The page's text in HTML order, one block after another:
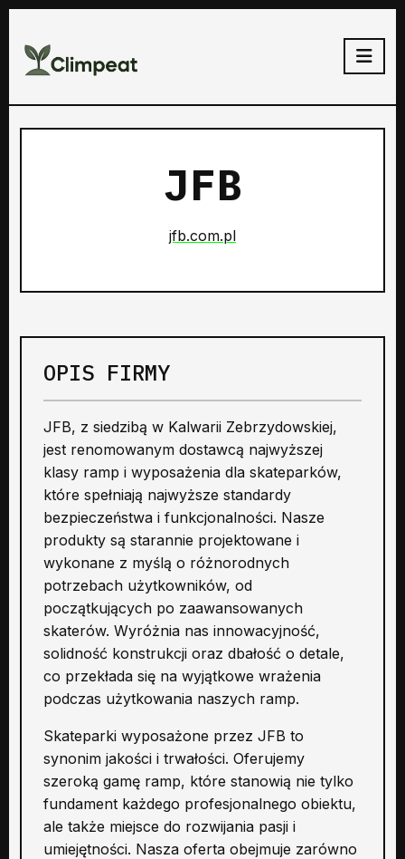
JFB
jfb.com.pl
OPIS FIRMY
JFB, z siedzibą w Kalwarii Zebrzydowskiej,
jest renomowanym dostawcą najwyższej
klasy ramp i wyposażenia dla skateparków,
które spełniają najwyższe standardy
bezpieczeństwa i funkcjonalności. Nasze
produkty są starannie projektowane i
wykonane z myślą o różnorodnych
potrzebach użytkowników, od
początkujących po zaawansowanych
skaterów. Wyróżnia nas innowacyjność,
solidność konstrukcji oraz dbałość o detale,
co przekłada się na wyjątkowe wrażenia
podczas użytkowania naszych ramp.
Skateparki wyposażone przez JFB to
synonim jakości i trwałości. Oferujemy
szeroką gamę ramp, które stanowią nie tylko
fundament każdego profesjonalnego obiektu,
ale także miejsce do rozwijania pasji i
umiejętności. Nasza oferta obejmuje zarówno